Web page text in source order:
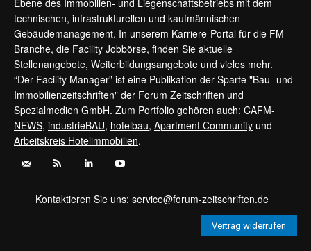
Ebene des Immobilien- und Liegenschaftsbetriebs mit dem
technischen, infrastrukturellen und kaufmännischen
Gebäudemanagement. In unserem Karriere-Portal für die FM-
Branche, die Facility Jobbörse, finden Sie aktuelle
Stellenangebote, Weiterbildungsangebote und vieles mehr.
“Der Facility Manager” ist eine Publikation der Sparte "Bau- und
Immobilienzeitschriften" der Forum Zeitschriften und
Spezialmedien GmbH. Zum Portfolio gehören auch: CAFM-
NEWS, industrieBAU, hotelbau, Apartment Community und
Arbeitskreis Hotelimmobilien.
Kontaktieren Sie uns:service@forum-zeitschriften.de
Vertrag widerrufen